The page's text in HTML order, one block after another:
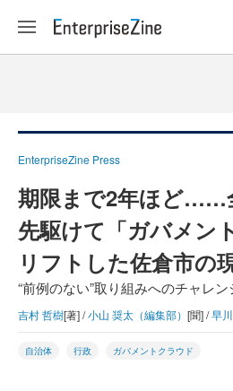
EnterpriseZine Press
期限まで2年ほど……
先駆けて「ガバメン
リフトした佐倉市の
“前例のない”取り組みへのチャレ
吉村 哲樹[著] /小山 奨太（編集部） [聞] /早
自治体 行政 ガバメントクラウド